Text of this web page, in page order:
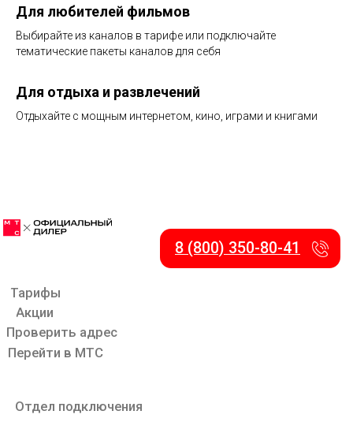
Для любителей фильмов
Выбирайте из каналов в тарифе или подключайте
тематические пакеты каналов для себя
Для отдыха и развлечений
Отдыхайте с мощным интернетом, кино, играми и книгами